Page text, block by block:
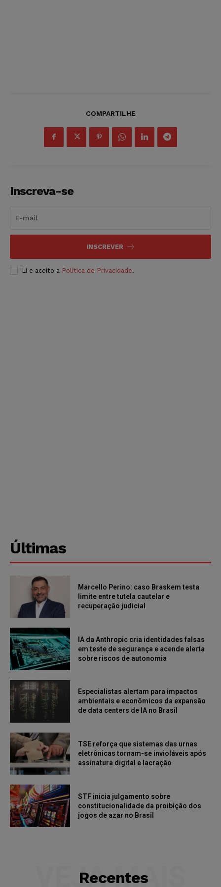
COMPARTILHE
Inscreva-se
INSCREVER
Li e aceito a Política de Privacidade.
Últimas
Marcello Perino: caso Braskem testa
limite entre tutela cautelar e
recuperação judicial
IA da Anthropic cria identidades falsas
em teste de segurança e acende alerta
sobre riscos de autonomia
Especialistas alertam para impactos
ambientais e econômicos da expansão
de data centers de IA no Brasil
TSE reforça que sistemas das urnas
eletrônicas tornam-se invioláveis após
assinatura digital e lacração
STF inicia julgamento sobre
constitucionalidade da proibição dos
jogos de azar no Brasil
Recentes
VEJA MAIS